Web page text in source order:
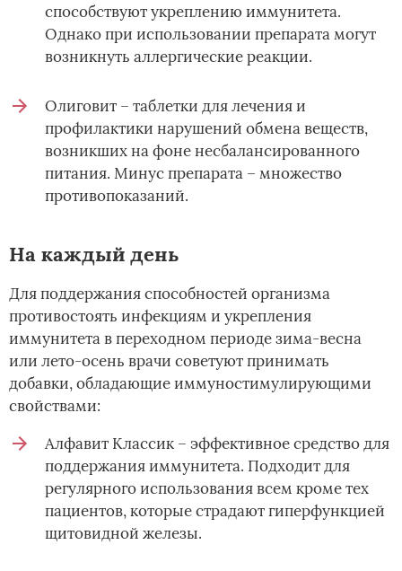
способствуют укреплению иммунитета.
Однако при использовании препарата могут
возникнуть аллергические реакции.
Олиговит – таблетки для лечения и
профилактики нарушений обмена веществ,
возникших на фоне несбалансированного
питания. Минус препарата – множество
противопоказаний.
На каждый день
Для поддержания способностей организма
противостоять инфекциям и укрепления
иммунитета в переходном периоде зима-весна
или лето-осень врачи советуют принимать
добавки, обладающие иммуностимулирующими
свойствами:
Алфавит Классик – эффективное средство для
поддержания иммунитета. Подходит для
регулярного использования всем кроме тех
пациентов, которые страдают гиперфункцией
щитовидной железы.